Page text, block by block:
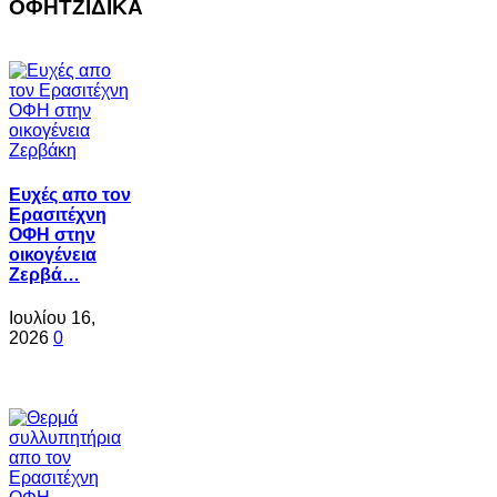
ΟΦΗΤΖΙΔΙΚΑ
Ευχές απο τον
Ερασιτέχνη
ΟΦΗ στην
οικογένεια
Ζερβά…
Ιουλίου 16,
2026 0